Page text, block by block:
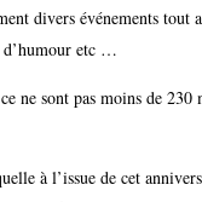
divers événements tout
d’humour etc …
ne sont pas moins de
à l’issue de cet